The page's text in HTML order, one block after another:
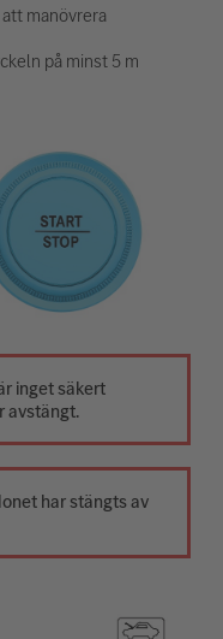
att manövrera
på minst 5 m
inget säkert
avstängt.
har stängts av